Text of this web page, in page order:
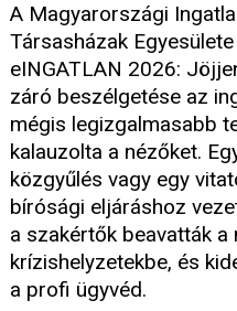
A Magyarországi
Társasházak
eINGATLAN 2026:
záró beszélgetése az
mégis legizgalmasabb
kalauzolta a nézőket.
közgyűlés vagy egy
bírósági eljáráshoz
a szakértők beavatták
krízishelyzetekbe, és
a profi ügyvéd.